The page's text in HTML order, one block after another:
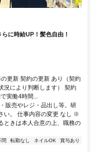
に時給UP！髪色自由！
更新 契約の更新 あり（契約
況により判断します） 契約
実働4時間...
販売やレジ・品出し等。研
い。 仕事内容の変更 なし ※
ときは本人合意の上、職務の
問 転勤なし ネイルOK
賞与あり